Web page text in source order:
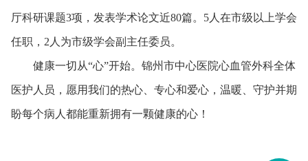
厅科研课题3项，发表学术论文近80篇。5人在市级以上学会
任职，2人为市级学会副主任委员。
健康一切从“心”开始。锦州市中心医院心血管外科全体
医护人员，愿用我们的热心、专心和爱心，温暖、守护并期
盼每个病人都能重新拥有一颗健康的心！